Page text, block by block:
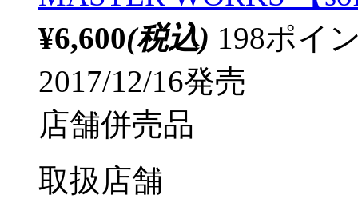
¥6,600(税込) 198ポイ
2017/12/16発売
店舗併売品
取扱店舗